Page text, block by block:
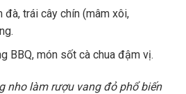
đà, trái cây chín (mâm xôi,
BBQ, món sốt cà chua đậm vị.
nho làm rượu vang đỏ phổ biến